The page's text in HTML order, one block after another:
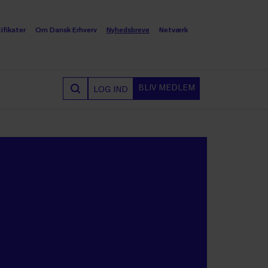
Om Dansk Erhverv Nyhedsbreve Netværk
LOG IND BLIV MEDLEM